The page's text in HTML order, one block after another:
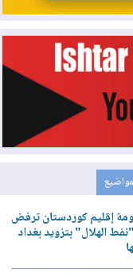
كوردستان ترفض
الهلال" بتزويد بغداد